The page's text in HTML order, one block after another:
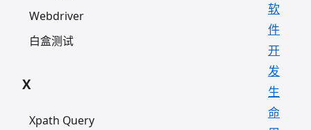
Webdriver
白盒测试
X
Xpath Query
软
件
开
发
生
命